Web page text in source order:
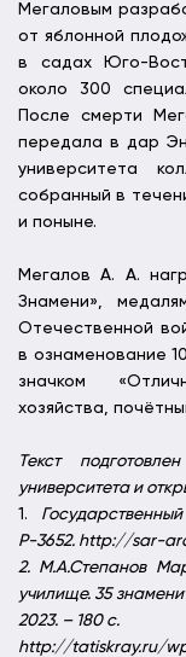
Мегаловым
от яблонной
в садах Юго-
около 300
После смерти
передала в дар
университета
собранный в
и поныне.
Мегалов А. А.
Знамени»,
Отечественной
в ознаменование
значком
хозяйства,
Текст
университета и
1.
Р-3652. http://sar-
2. М.А.Степанов
училище. 35
2023. – 180 с.
http://tatiskray.ru/